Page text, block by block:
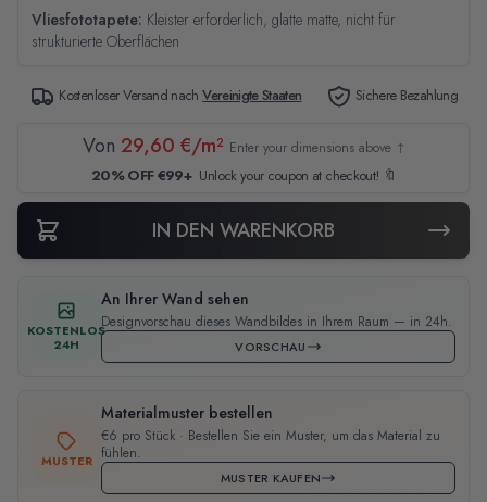
Vliesfototapete: Kleister erforderlich, glatte matte, nicht für
strukturierte Oberflächen
Kostenloser Versand nachVereinigte Staaten Sichere Bezahlung
Von 29,60 €/m² Enter your dimensions above ↑
20% OFF €99+ Unlock your coupon at checkout! 🔖
IN DEN WARENKORB
KOSTENLOS
24H
An Ihrer Wand sehen
Designvorschau dieses Wandbildes in Ihrem Raum — in 24h.
VORSCHAU
MUSTER
Materialmuster bestellen
€6 pro Stück · Bestellen Sie ein Muster, um das Material zu
fühlen.
MUSTER KAUFEN